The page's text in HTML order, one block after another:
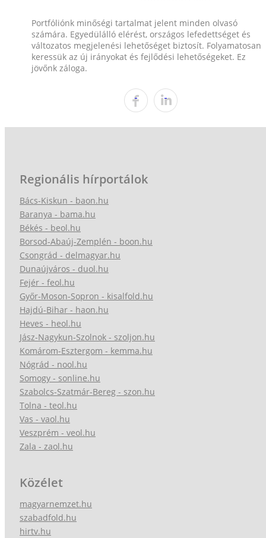
Portfóliónk minőségi tartalmat jelent minden olvasó
számára. Egyedülálló elérést, országos lefedettséget és
változatos megjelenési lehetőséget biztosít. Folyamatosan
keressük az új irányokat és fejlődési lehetőségeket. Ez
jövőnk záloga.
Regionális hírportálok
Bács-Kiskun - baon.hu
Baranya - bama.hu
Békés - beol.hu
Borsod-Abaúj-Zemplén - boon.hu
Csongrád - delmagyar.hu
Dunaújváros - duol.hu
Fejér - feol.hu
Győr-Moson-Sopron - kisalfold.hu
Hajdú-Bihar - haon.hu
Heves - heol.hu
Jász-Nagykun-Szolnok - szoljon.hu
Komárom-Esztergom - kemma.hu
Nógrád - nool.hu
Somogy - sonline.hu
Szabolcs-Szatmár-Bereg - szon.hu
Tolna - teol.hu
Vas - vaol.hu
Veszprém - veol.hu
Zala - zaol.hu
Közélet
magyarnemzet.hu
szabadfold.hu
hirtv.hu